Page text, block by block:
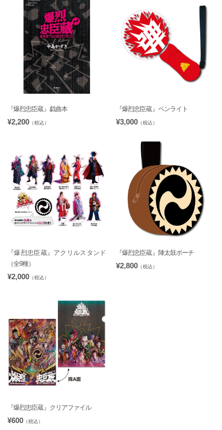
『爆烈忠臣蔵』戯曲本
¥2,200 （税込）
『爆烈忠臣蔵』ペンライト
¥3,000 （税込）
『爆烈忠臣蔵』アクリルスタンド
（全9種）
¥2,000 （税込）
『爆烈忠臣蔵』陣太鼓ポーチ
¥2,800 （税込）
『爆烈忠臣蔵』クリアファイル
¥600 （税込）